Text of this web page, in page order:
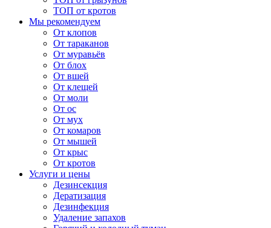
ТОП от кротов
Мы рекомендуем
От клопов
От тараканов
От муравьёв
От блох
От вшей
От клещей
От моли
От ос
От мух
От комаров
От мышей
От крыс
От кротов
Услуги и цены
Дезинсекция
Дератизация
Дезинфекция
Удаление запахов